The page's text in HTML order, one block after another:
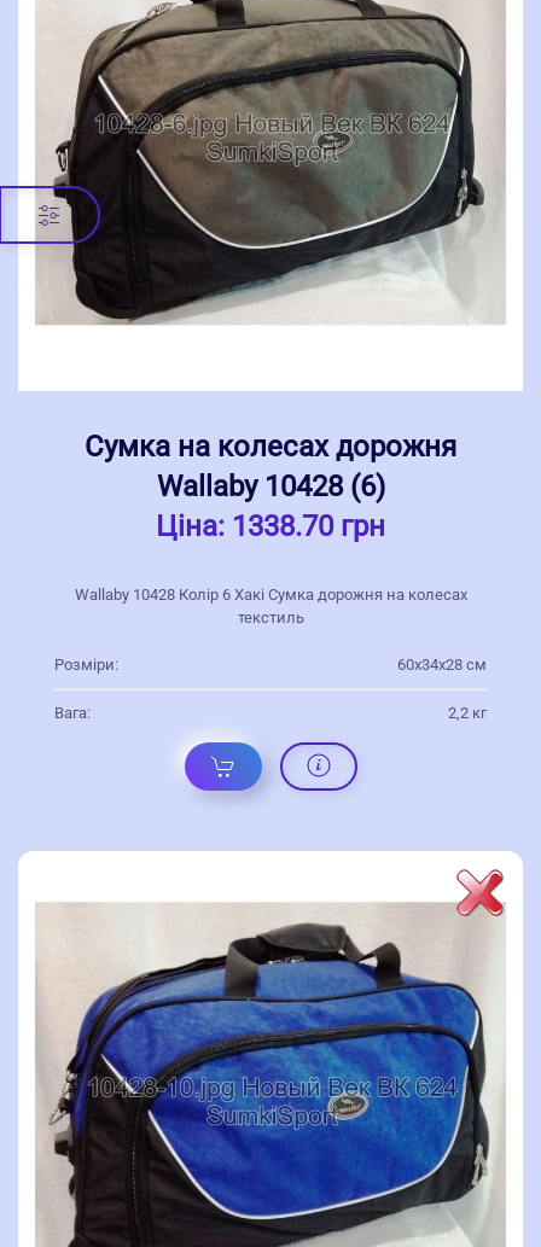
Сумка на колесах дорожня
Wallaby 10428 (6)
Ціна: 1338.70 грн
Wallaby 10428 Колір 6 Хакі Сумка дорожня на колесах
текстиль
Розміри: 60х34х28 см
Вага: 2,2 кг